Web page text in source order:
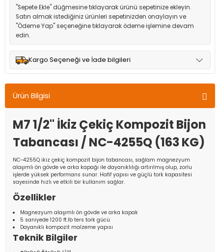
"Sepete Ekle" düğmesine tıklayarak ürünü sepetinize ekleyin.
Satın almak istediğiniz ürünleri sepetinizden onaylayın ve
"Ödeme Yap" seçeneğine tıklayarak ödeme işlemine devam
edin.
Kargo Seçeneği ve İade bilgileri
adresinize teslim edilir.
Ürün Bilgisi
M7 1/2" İkiz Çekiç Kompozit Bijon
Tabancası / NC-4255Q (163 KG)
NC-4255Q ikiz çekiç kompozit bijon tabancası, sağlam magnezyum
alaşımlı ön gövde ve arka kapağı ile dayanıklılığı artırılmış olup, zorlu
işlerde yüksek performans sunar. Hafif yapısı ve güçlü tork kapasitesi
sayesinde hızlı ve etkili bir kullanım sağlar.
Özellikler
Magnezyum alaşımlı ön gövde ve arka kapak
5 saniyede 1200 ft.lb ters tork gücü
Dayanıklı kompozit malzeme yapısı
Teknik Bilgiler